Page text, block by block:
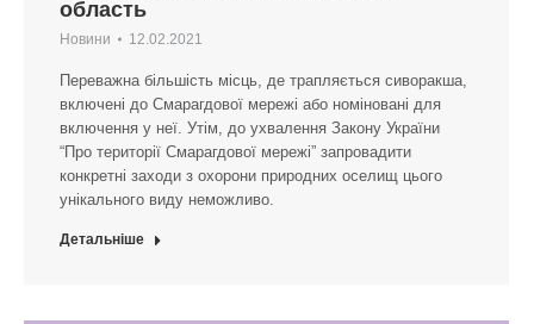
область
Новини 12.02.2021
Переважна більшість місць, де трапляється сиворакша,
включені до Смарагдової мережі або номіновані для
включення у неї. Утім, до ухвалення Закону України
“Про території Смарагдової мережі” запровадити
конкретні заходи з охорони природних оселищ цього
унікального виду неможливо.
Детальніше